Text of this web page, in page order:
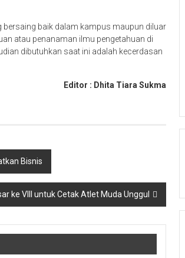
bersaing baik dalam kampus maupun diluar
atau penanaman ilmu pengetahuan di
dibutuhkan saat ini adalah kecerdasan
Editor : Dhita Tiara Sukma
Bisnis
ke VIII untuk Cetak Atlet Muda Unggul